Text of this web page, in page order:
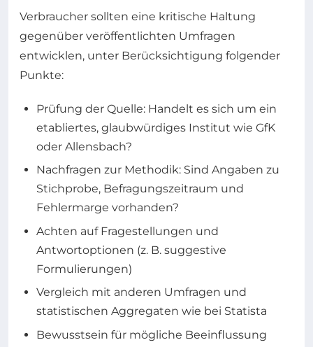
Verbraucher sollten eine kritische Haltung
gegenüber veröffentlichten Umfragen
entwicklen, unter Berücksichtigung folgender
Punkte:
Prüfung der Quelle: Handelt es sich um ein
etabliertes, glaubwürdiges Institut wie GfK
oder Allensbach?
Nachfragen zur Methodik: Sind Angaben zu
Stichprobe, Befragungszeitraum und
Fehlermarge vorhanden?
Achten auf Fragestellungen und
Antwortoptionen (z. B. suggestive
Formulierungen)
Vergleich mit anderen Umfragen und
statistischen Aggregaten wie bei Statista
Bewusstsein für mögliche Beeinflussung